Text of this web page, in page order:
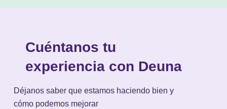
Cuéntanos tu
experiencia con Deuna
Déjanos saber que estamos haciendo bien y
cómo podemos mejorar